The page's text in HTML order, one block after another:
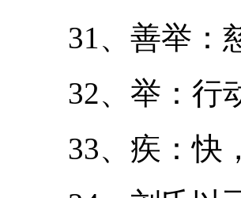
31、善举：
32、举：行
33、疾：快，